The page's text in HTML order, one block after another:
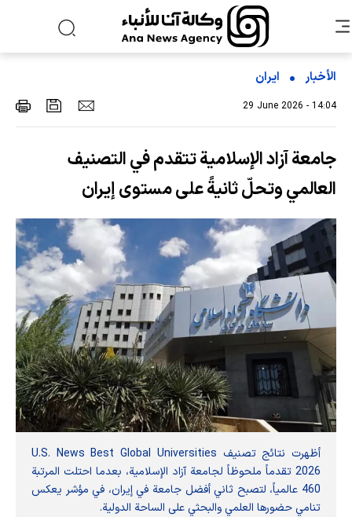
الأخبار ایران
29 June 2026 - 14:04
جامعة آزاد الإسلامية تتقدم في التصنيف
العالمي وتحلّ ثانيةً على مستوى إيران
أظهرت نتائج تصنيف U.S. News Best Global Universities
2026 تقدماً ملحوظاً لجامعة آزاد الإسلامية، بعدما احتلت المرتبة
460 عالمياً، لتصبح ثاني أفضل جامعة في إيران، في مؤشر يعكس
تنامي حضورها العلمي والبحثي على الساحة الدولية.